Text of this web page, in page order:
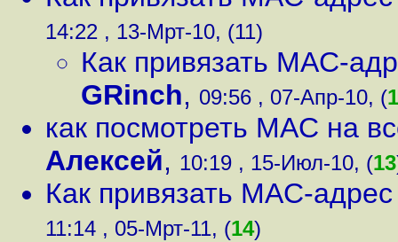
14:22 , 13-Мрт-10, (11)
Как привязать MAC-
GRinch, 09:56 , 07-Апр-10, (
как посмотреть MAC на
Алексей, 10:19 , 15-Июл-10, (13
Как привязать MAC-
11:14 , 05-Мрт-11, (14)